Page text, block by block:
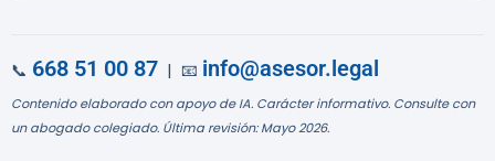
📞 668 51 00 87 | 📧 info@asesor.legal
Contenido elaborado con apoyo de IA. Carácter informativo. Consulte con
un abogado colegiado. Última revisión: Mayo 2026.